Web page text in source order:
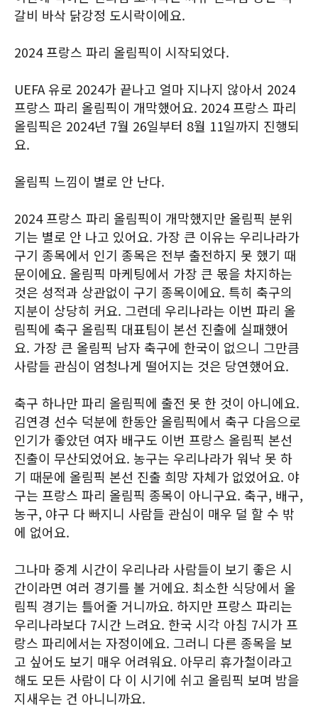
갈비 바삭 닭강정 도시락이에요.
2024 프랑스 파리 올림픽이 시작되었다.
UEFA 유로 2024가 끝나고 얼마 지나지 않아서 2024
프랑스 파리 올림픽이 개막했어요. 2024 프랑스 파리
올림픽은 2024년 7월 26일부터 8월 11일까지 진행되
요.
올림픽 느낌이 별로 안 난다.
2024 프랑스 파리 올림픽이 개막했지만 올림픽 분위
기는 별로 안 나고 있어요. 가장 큰 이유는 우리나라가
구기 종목에서 인기 종목은 전부 출전하지 못 했기 때
문이에요. 올림픽 마케팅에서 가장 큰 몫을 차지하는
것은 성적과 상관없이 구기 종목이에요. 특히 축구의
지분이 상당히 커요. 그런데 우리나라는 이번 파리 올
림픽에 축구 올림픽 대표팀이 본선 진출에 실패했어
요. 가장 큰 올림픽 남자 축구에 한국이 없으니 그만큼
사람들 관심이 엄청나게 떨어지는 것은 당연했어요.
축구 하나만 파리 올림픽에 출전 못 한 것이 아니에요.
김연경 선수 덕분에 한동안 올림픽에서 축구 다음으로
인기가 좋았던 여자 배구도 이번 프랑스 올림픽 본선
진출이 무산되었어요. 농구는 우리나라가 워낙 못 하
기 때문에 올림픽 본선 진출 희망 자체가 없었어요. 야
구는 프랑스 파리 올림픽 종목이 아니구요. 축구, 배구,
농구, 야구 다 빠지니 사람들 관심이 매우 덜 할 수 밖
에 없어요.
그나마 중계 시간이 우리나라 사람들이 보기 좋은 시
간이라면 여러 경기를 볼 거에요. 최소한 식당에서 올
림픽 경기는 틀어줄 거니까요. 하지만 프랑스 파리는
우리나라보다 7시간 느려요. 한국 시각 아침 7시가 프
랑스 파리에서는 자정이에요. 그러니 다른 종목을 보
고 싶어도 보기 매우 어려워요. 아무리 휴가철이라고
해도 모든 사람이 다 이 시기에 쉬고 올림픽 보며 밤을
지새우는 건 아니니까요.